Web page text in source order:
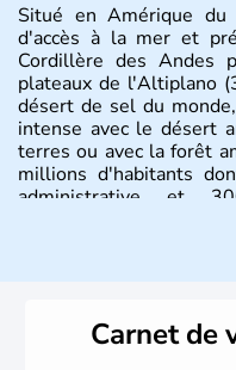
Situé en Amérique
d'accès à la mer et
Cordillère des Andes
plateaux de l'Altiplano
désert de sel du
intense avec le désert
terres ou avec la forêt
millions d'habitants
administrative et
Carnet de